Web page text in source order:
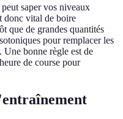
saper vos niveaux
donc vital de boire
que de grandes quantités
pour remplacer les
Une bonne règle est de
de course pour